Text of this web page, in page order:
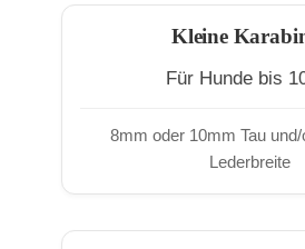
Kleine
Für Hunde bis
8mm oder 10mm Tau
Lederbreite